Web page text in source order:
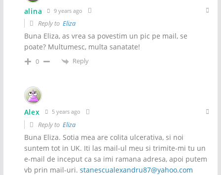
alina 9 years ago
Reply to Eliza
Buna Eliza, as vrea sa povestim un pic pe mail, se
poate? Multumesc, multa sanatate!
0 Reply
Alex 5 years ago
Reply to Eliza
Buna Eliza. Sotia mea are colita ulcerativa, si noi
suntem tot in UK. Iti las mail-ul meu si trimite-mi tu un
e-mail de inceput ca sa imi ramana adresa, apoi putem
vb prin mail-uri. stanescualexandru87@yahoo.com